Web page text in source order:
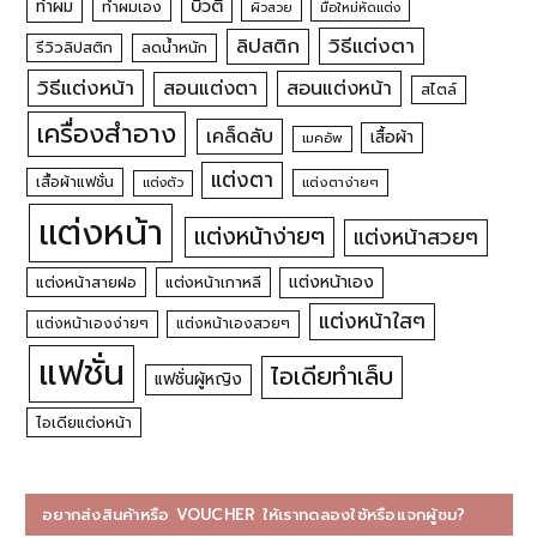
ทำผม ทำผมเอง บิวตี้ ผิวสวย มือใหม่หัดแต่ง
รีวิวลิปสติก ลดน้ำหนัก ลิปสติก
วิธีแต่งตา
วิธีแต่งหน้า
สอนแต่งตา สอนแต่งหน้า สไตล์
เครื่องสำอาง เคล็ดลับ เมคอัพ เสื้อผ้า
เสื้อผ้าแฟชั่น แต่งตัว แต่งตา แต่งตาง่ายๆ
แต่งหน้า แต่งหน้าง่ายๆ แต่งหน้าสวยๆ
แต่งหน้าสายฝอ แต่งหน้าเกาหลี แต่งหน้าเอง
แต่งหน้าเองง่ายๆ แต่งหน้าเองสวยๆ แต่งหน้าใสๆ
แฟชั่น แฟชั่นผู้หญิง ไอเดียทำเล็บ
ไอเดียแต่งหน้า
อยากส่งสินค้าหรือ VOUCHER ให้เราทดลองใช้หรือแจกผู้ชม?